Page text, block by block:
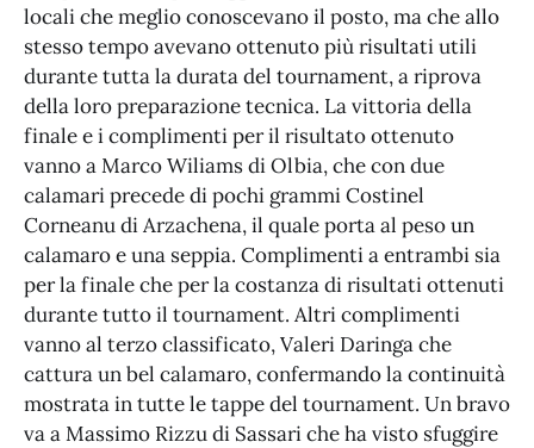
locali che meglio conoscevano il posto, ma che allo
stesso tempo avevano ottenuto più risultati utili
durante tutta la durata del tournament, a riprova
della loro preparazione tecnica. La vittoria della
finale e i complimenti per il risultato ottenuto
vanno a Marco Wiliams di Olbia, che con due
calamari precede di pochi grammi Costinel
Corneanu di Arzachena, il quale porta al peso un
calamaro e una seppia. Complimenti a entrambi sia
per la finale che per la costanza di risultati ottenuti
durante tutto il tournament. Altri complimenti
vanno al terzo classificato, Valeri Daringa che
cattura un bel calamaro, confermando la continuità
mostrata in tutte le tappe del tournament. Un bravo
va a Massimo Rizzu di Sassari che ha visto sfuggire